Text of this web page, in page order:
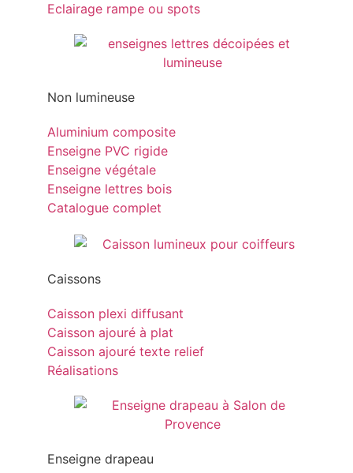
Eclairage rampe ou spots
Non lumineuse
Aluminium composite
Enseigne PVC rigide
Enseigne végétale
Enseigne lettres bois
Catalogue complet
Caissons
Caisson plexi diffusant
Caisson ajouré à plat
Caisson ajouré texte relief
Réalisations
Enseigne drapeau